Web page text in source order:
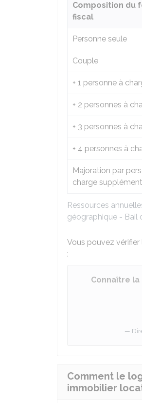
Ressources
géographique - Bail
Composition du
fiscal
Personne seule
Couple
+ 1 personne à
+ 2 personnes à
+ 3 personnes à
+ 4 personnes à
Majoration par
charge
Vous pouvez
:
Connaître la
Comment le
immobilier